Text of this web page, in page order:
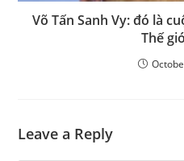
Võ Tấn Sanh Vy: đó là
Thế
Leave a Reply